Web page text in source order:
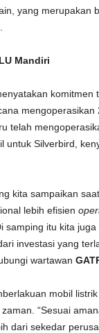
yang merupakan
Mandiri
telah
untuk Silverbird,
kita sampaikan
lebih efisien
samping itu kita
investasi yang
wartawan
mobil
“Sesuai
dari sekedar